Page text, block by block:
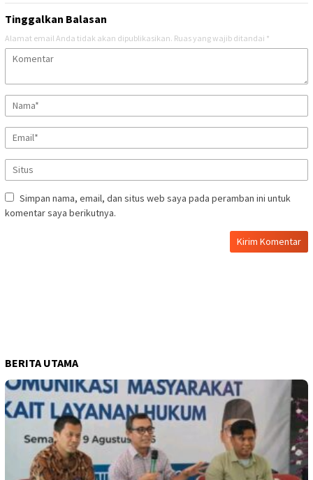
Tinggalkan Balasan
Alamat email Anda tidak akan dipublikasikan. Ruas yang wajib ditandai *
Simpan nama, email, dan situs web saya pada peramban ini untuk
komentar saya berikutnya.
BERITA UTAMA